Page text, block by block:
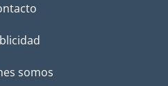
somos